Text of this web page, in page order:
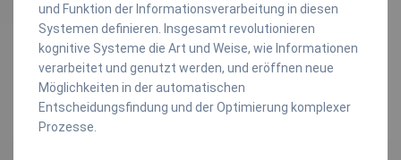
und Funktion der Informationsverarbeitung in diesen
Systemen definieren. Insgesamt revolutionieren
kognitive Systeme die Art und Weise, wie Informationen
verarbeitet und genutzt werden, und eröffnen neue
Möglichkeiten in der automatischen
Entscheidungsfindung und der Optimierung komplexer
Prozesse.